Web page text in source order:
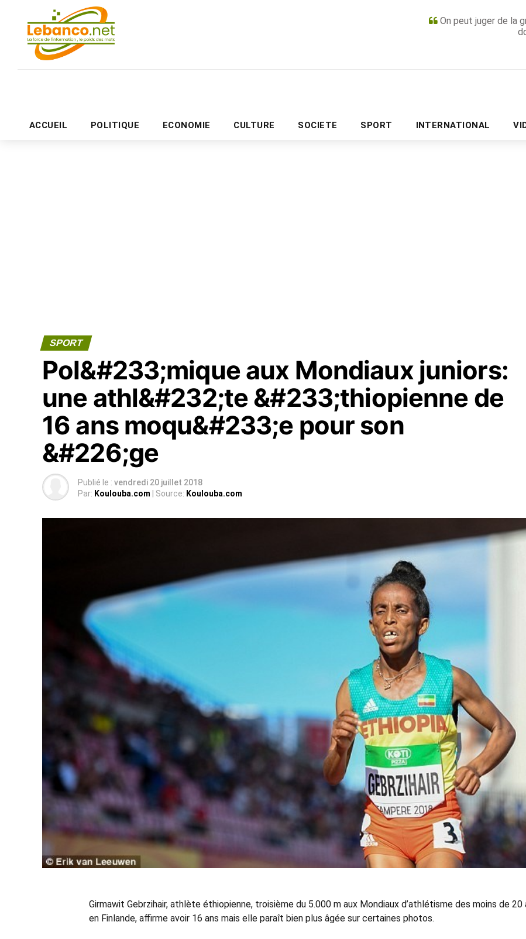
On peut juger de la
ACCUEIL POLITIQUE ECONOMIE CULTURE SOCIETE SPORT INTERNATIONAL
PUBLICITÉ
SPORT
Pol&#233;mique aux Mondiaux juniors:
une athl&#232;te &#233;thiopienne de
16 ans moqu&#233;e pour son
&#226;ge
Publié le : vendredi 20 juillet 2018
Par: Koulouba.com | Source: Koulouba.com
Girmawit Gebrzihair, athlète éthiopienne, troisième du 5.000 m aux Mondiaux d’athlétisme des moins de 20
en Finlande, affirme avoir 16 ans mais elle paraît bien plus âgée sur certaines photos.